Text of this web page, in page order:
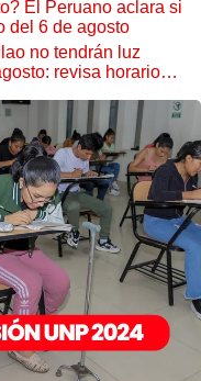
El Peruano aclara si
del 6 de agosto
no tendrán luz
revisa horarios y